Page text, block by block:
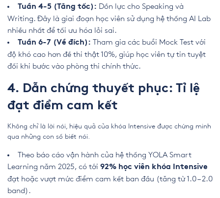
Tuần 4-5 (Tăng tốc): Dồn lực cho Speaking và
Writing. Đây là giai đoạn học viên sử dụng hệ thống AI Lab
nhiều nhất để tối ưu hóa lỗi sai.
Tuần 6-7 (Về đích): Tham gia các buổi Mock Test với
độ khó cao hơn đề thi thật 10%, giúp học viên tự tin tuyệt
đối khi bước vào phòng thi chính thức.
4. Dẫn chứng thuyết phục: Tỉ lệ
đạt điểm cam kết
Không chỉ là lời nói, hiệu quả của khóa Intensive được chứng minh
qua những con số biết nói.
Theo báo cáo vận hành của hệ thống YOLA Smart
Learning năm 2025, có tới 92% học viên khóa Intensive
đạt hoặc vượt mức điểm cam kết ban đầu (tăng từ 1.0 – 2.0
band).